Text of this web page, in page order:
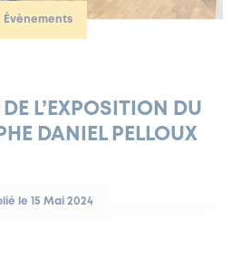
NATURELLE
LIBRE
Évènements
L’EXPOSITION DU
DANIEL PELLOUX
le 15 Mai 2024